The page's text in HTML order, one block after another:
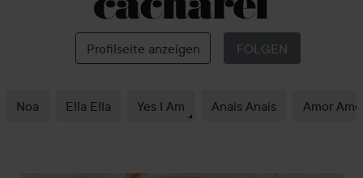
Cacharel
Profilseite anzeigen FOLGEN
Noa Ella Ella Yes I Am Anais Anais Amor